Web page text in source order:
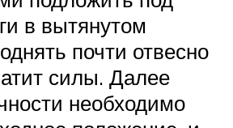
в вытянутом
почти отвесно
силы. Далее
необходимо